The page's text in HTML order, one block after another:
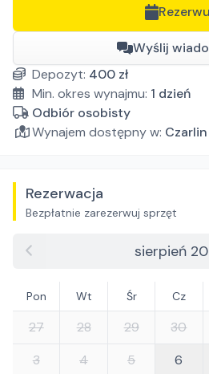
Wyślij
Depozyt: 400 zł
Min. okres wynajmu: 1 dzień
Odbiór osobisty
Wynajem dostępny w: Czarlin
Rezerwacja
Bezpłatnie zarezerwuj sprzęt
sierpień
Pon Wt Śr Cz
27 28 29 30
3
4 5 6